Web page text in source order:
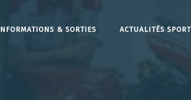
& SORTIES ACTUALITÉS